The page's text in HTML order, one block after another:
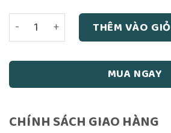
Kinh Dịch Và Nguyên Lý Toán Nhị
THÊM VÀO GIỎ
MUA NGAY
CHÍNH SÁCH GIAO HÀNG